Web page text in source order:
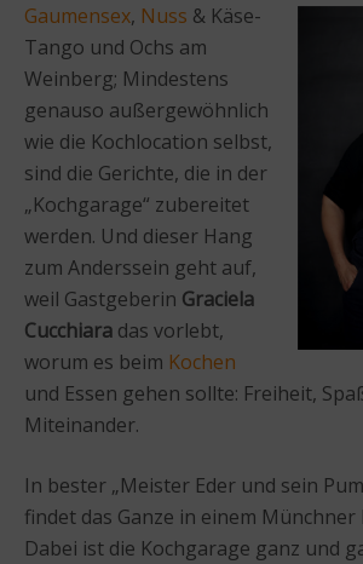
Gaumensex, Nuss & Käse-
Tango und Ochs am
Weinberg; Mindestens
genauso außergewöhnlich
wie die Kochlocation selbst,
sind die Gerichte, die in der
„Kochgarage“ zubereitet
werden. Und dieser Hang
zum Anderssein geht auf,
weil Gastgeberin Graciela
Cucchiara das vorlebt,
worum es beim Kochen
und Essen gehen sollte: Freiheit,
Miteinander.
In bester „Meister Eder und sein
findet das Ganze in einem
Dabei ist die Kochgarage ganz und